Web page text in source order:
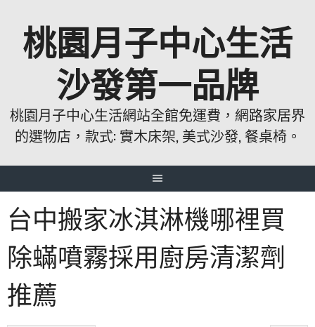
桃園月子中心生活
沙發第一品牌
桃園月子中心生活網站全館免運費，網路家居界
的選物店，款式: 實木床架, 美式沙發, 餐桌椅。
台中搬家冰淇淋機哪裡買
除蟎噴霧採用廚房清潔劑
推薦